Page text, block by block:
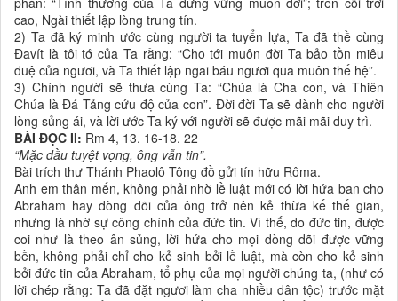
cao, Ngài thiết lập lòng trung tín.
2) Ta đã ký minh ước cùng người ta tuyển lựa, Ta đã thề cùng
Ðavít là tôi tớ của Ta rằng: “Cho tới muôn đời Ta bảo tồn miêu
duệ của ngươi, và Ta thiết lập ngai báu ngươi qua muôn thế hệ”.
3) Chính người sẽ thưa cùng Ta: “Chúa là Cha con, và Thiên
Chúa là Ðá Tảng cứu độ của con”. Ðời đời Ta sẽ dành cho người
lòng sủng ái, và lời ước Ta ký với người sẽ được mãi mãi duy trì.
BÀI ĐỌC II: Rm 4, 13. 16-18. 22
“Mặc dầu tuyệt vọng, ông vẫn tin”.
Bài trích thư Thánh Phaolô Tông đồ gửi tín hữu Rôma.
Anh em thân mến, không phải nhờ lề luật mới có lời hứa ban cho
Abraham hay dòng dõi của ông trở nên kẻ thừa kế thế gian,
nhưng là nhờ sự công chính của đức tin. Vì thế, do đức tin, được
coi như là theo ân sủng, lời hứa cho mọi dòng dõi được vững
bền, không phải chỉ cho kẻ sinh bởi lề luật, mà còn cho kẻ sinh
bởi đức tin của Abraham, tổ phụ của mọi người chúng ta, (như có
lời chép rằng: Ta đã đặt ngươi làm cha nhiều dân tộc) trước mặt